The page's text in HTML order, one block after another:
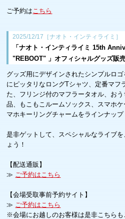
ご予約はこちら
2025/12/17［ナオト・インティライミ］
「ナオト・インティライミ 15th
"REBOOT" 」オフィシャルグッズ販
グッズ用にデザインされたシンプルロ
にピッタリなロングTシャツ、定番マフ
た、フリンジ付のマフラータオル、お
品、もこもこルームソックス、スマホ
マホキーリングチャームをラインナッ
是非ゲットして、スペシャルなライブ
ょう！
【配送通販】
≫ご予約はこちら
【会場受取事前予約サイト】
≫ご予約はこちら
※会場にお越しのお客様は是非こちら